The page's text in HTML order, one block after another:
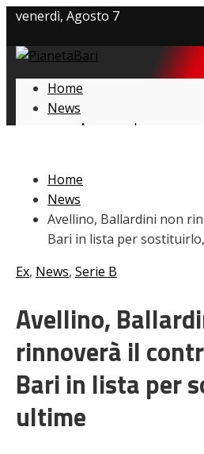
venerdì, Agosto 7
Privacy policy
Cookie Policy
Home
News
Amarcord
Giovanili
Le pagelle
Interviste
Focus
Calciomercato
Video
Home
News
Avellino, Ballardini non
Bari in lista per
Ex, News, Serie B
Avellino,
rinnoverà il
Bari in lista per
ultime